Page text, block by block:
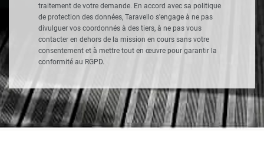
traitement de votre demande. En accord avec sa politique
de protection des données, Taravello s'engage à ne pas
divulguer vos coordonnés à des tiers, à ne pas vous
contacter en dehors de la mission en cours sans votre
consentement et à mettre tout en œuvre pour garantir la
conformité au RGPD.